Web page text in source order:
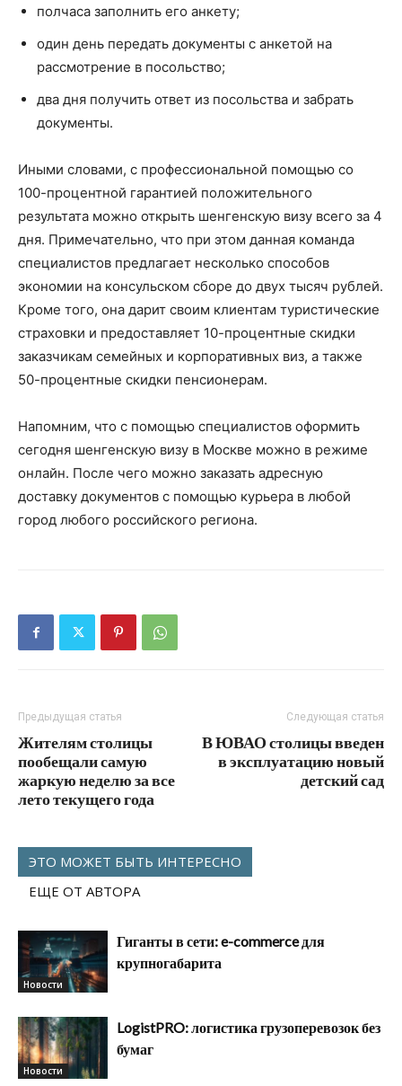
полчаса заполнить его анкету;
один день передать документы с анкетой на
рассмотрение в посольство;
два дня получить ответ из посольства и забрать
документы.
Иными словами, с профессиональной помощью со
100-процентной гарантией положительного
результата можно открыть шенгенскую визу всего за 4
дня. Примечательно, что при этом данная команда
специалистов предлагает несколько способов
экономии на консульском сборе до двух тысяч рублей.
Кроме того, она дарит своим клиентам туристические
страховки и предоставляет 10-процентные скидки
заказчикам семейных и корпоративных виз, а также
50-процентные скидки пенсионерам.
Напомним, что с помощью специалистов оформить
сегодня шенгенскую визу в Москве можно в режиме
онлайн. После чего можно заказать адресную
доставку документов с помощью курьера в любой
город любого российского региона.
Предыдущая статья
Жителям столицы
пообещали самую
жаркую неделю за все
лето текущего года
Следующая статья
В ЮВАО столицы введен
в эксплуатацию новый
детский сад
ЭТО МОЖЕТ БЫТЬ ИНТЕРЕСНО
ЕЩЕ ОТ АВТОРА
Новости
Гиганты в сети: e-commerce для
крупногабарита
Новости
LogistPRO: логистика грузоперевозок без
бумаг